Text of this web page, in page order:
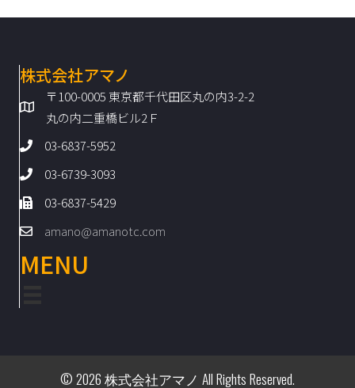
株式会社アマノ
〒100-0005 東京都千代田区丸の内3-2-2
丸の内二重橋ビル2Ｆ
03-6837-5952
03-6739-3093
03-6837-5429
amano@amanotc.com
MENU
© 2026 株式会社アマノ All Rights Reserved.